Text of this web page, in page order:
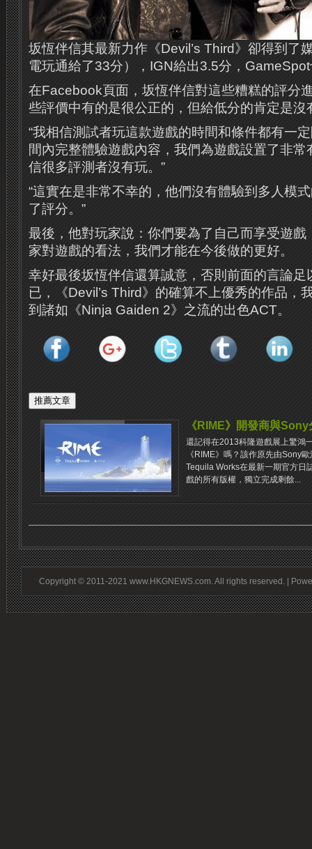
坂恆伴信其最新力作《Devil’s Third》卻得到了
電玩通給了33分），IGN給出3.5分，
在Facebook頁面，坂恆伴信對這些糟糕的評分
些評價中有的是很公正的，但給低分的肯定是沒
“我相信測試者玩這款遊戲的時間和條件都有一
間內完整體驗遊戲內容，我們為遊戲設置了非
信很多評測者沒有玩。”
“這實在是非常不幸的，他們沒有體驗到多人模
了評分。”
最後，他對玩家說：你們要為了自己而享受遊戲
家對遊戲的看法，我們才能在今後做的更好。
幸好最後坂恆伴信還算誠意，否則前面的言論足
已，《Devil’s Third》的確算不上優秀的作品，
到諸如《Ninja Gaiden 2》之流的出色ACT。
《RIME》開發商與
還記得在2013科隆遊戲展上驚鴻
《RIME》嗎？該作原先由Sony
Tequila Works在最新一期官方日
戲的所有版權，獨立完成剩餘...
Copyright © 2011-2021 www.HKGNEWS.com. All rights reserved. |